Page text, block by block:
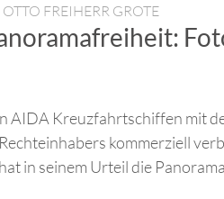
OTTO FREIHERR GROTE
AIDA Kreuzfahrtschiffen mit
kommerziell
in seinem Urteil die